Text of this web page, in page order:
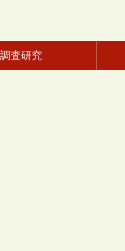
調査研究